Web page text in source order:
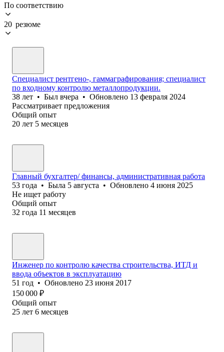
По соответствию
20 резюме
Специалист рентгено-, гаммаграфирования; специалист
по входному контролю металлопродукции.
38 лет • Был вчера • Обновлено 13 февраля 2024
Рассматривает предложения
Общий опыт
20 лет 5 месяцев
Главный бухгалтер/ финансы, административная работа
53 года • Была 5 августа • Обновлено 4 июня 2025
Не ищет работу
Общий опыт
32 года 11 месяцев
Инженер по контролю качества строительства, ИТД и
ввода объектов в эксплуатацию
51 год • Обновлено 23 июня 2017
150 000 ₽
Общий опыт
25 лет 6 месяцев